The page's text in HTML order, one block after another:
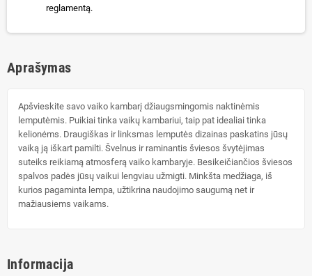
reglamentą.
Aprašymas
Apšvieskite savo vaiko kambarį džiaugsmingomis naktinėmis
lemputėmis. Puikiai tinka vaikų kambariui, taip pat idealiai tinka
kelionėms. Draugiškas ir linksmas lemputės dizainas paskatins jūsų
vaiką ją iškart pamilti. Švelnus ir raminantis šviesos švytėjimas
suteiks reikiamą atmosferą vaiko kambaryje. Besikeičiančios šviesos
spalvos padės jūsų vaikui lengviau užmigti. Minkšta medžiaga, iš
kurios pagaminta lempa, užtikrina naudojimo saugumą net ir
mažiausiems vaikams.
Informacija